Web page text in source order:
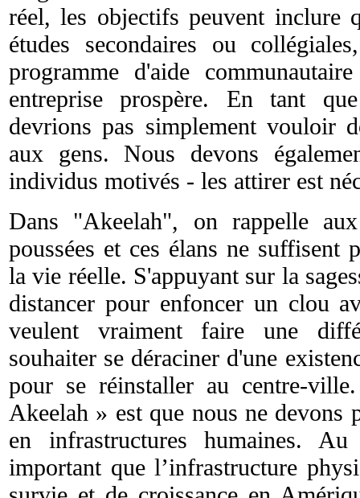
réel, les objectifs peuvent inclure
études secondaires ou
programme d'aide
entreprise prospère. En tant
devrions pas simplement vouloir
aux gens. Nous devons
individus motivés - les attirer est
Dans "Akeelah", on rappelle
poussées et ces élans ne suffisent
la vie réelle. S'appuyant sur la
distancer pour enfoncer un clou
veulent vraiment faire une
souhaiter se déraciner d'une
pour se réinstaller au centre-
Akeelah » est que nous ne devons
en infrastructures humaines.
important que l’infrastructure